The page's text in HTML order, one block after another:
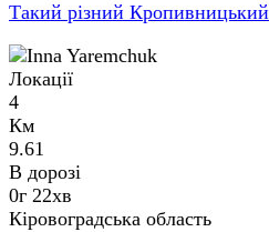
Такий різний Кропивницький
Локації
4
Км
9.61
В дорозі
0г 22хв
Кіровоградська область